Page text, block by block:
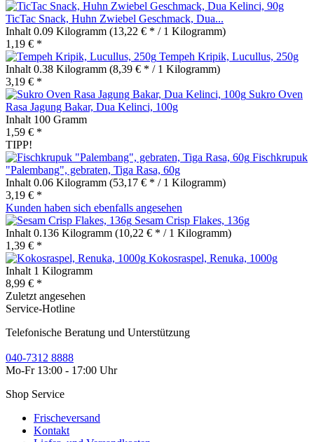
TicTac Snack, Huhn Zwiebel Geschmack, Dua...
Inhalt 0.09 Kilogramm (13,22 € * / 1 Kilogramm)
1,19 € *
Tempeh Kripik, Lucullus, 250g
Inhalt 0.38 Kilogramm (8,39 € * / 1 Kilogramm)
3,19 € *
Sukro Oven
Rasa Jagung Bakar, Dua Kelinci, 100g
Inhalt 100 Gramm
1,59 € *
TIPP!
Fischkrupuk
"Palembang", gebraten, Tiga Rasa, 60g
Inhalt 0.06 Kilogramm (53,17 € * / 1 Kilogramm)
3,19 € *
Kunden haben sich ebenfalls angesehen
Sesam Crisp Flakes, 136g
Inhalt 0.136 Kilogramm (10,22 € * / 1 Kilogramm)
1,39 € *
Kokosraspel, Renuka, 1000g
Inhalt 1 Kilogramm
8,99 € *
Zuletzt angesehen
Service-Hotline
Telefonische Beratung und Unterstützung
040-7312 8888
Mo-Fr 13:00 - 17:00 Uhr
Shop Service
Frischeversand
Kontakt